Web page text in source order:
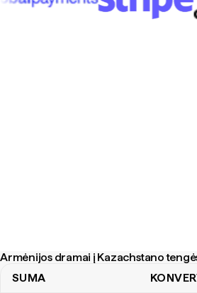
Armėnijos dramai į Kazachstano
SUMA